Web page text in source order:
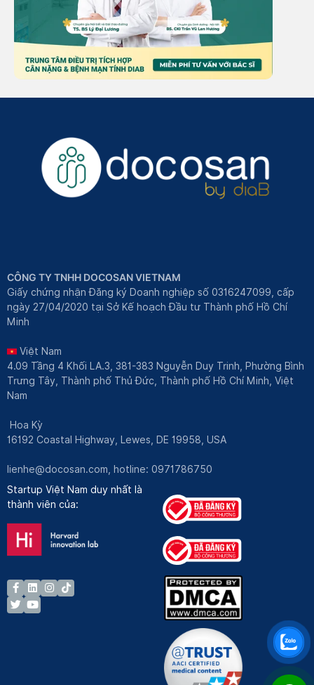
CÔNG TY TNHH DOCOSAN VIETNAM
Giấy chứng nhận Đăng ký Doanh nghiệp số 0316247099, cấp
ngày 27/04/2020 tại Sở Kế hoạch Đầu tư Thành phố Hồ Chí
Minh
Việt Nam
4.09 Tầng 4 Khối LA.3, 381-383 Nguyễn Duy Trinh, Phường Bình
Trưng Tây, Thành phố Thủ Đức, Thành phố Hồ Chí Minh, Việt
Nam
Hoa Kỳ
16192 Coastal Highway, Lewes, DE 19958, USA
lienhe@docosan.com, hotline: 0971786750
Startup Việt Nam duy nhất là
thành viên của: